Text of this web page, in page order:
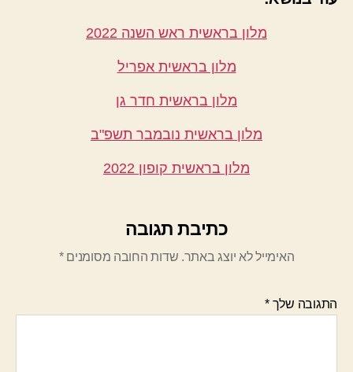
מלון בראשית ראש השנה 2022
מלון בראשית אפריל
מלון בראשית חדר גן
מלון בראשית נובמבר תשפ"ב
מלון בראשית קופון 2022
כתיבת תגובה
האימייל לא יוצג באתר. שדות החובה מסומנים*
התגובה שלך*